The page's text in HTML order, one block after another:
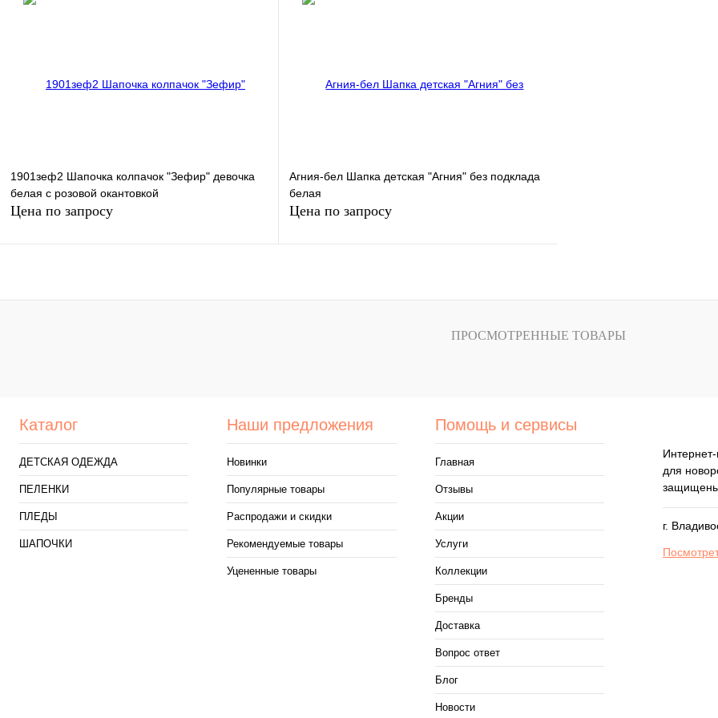
1901зеф2 Шапочка колпачок "Зефир" девочка
белая с розовой окантовкой
Цена по запросу
Запросить цену
Агния-бел Шапка детская "Агния" без подклада
белая
Цена по запросу
Запросить цену
Сравнение
ПРОСМОТРЕННЫЕ ТОВАРЫ
Каталог
ДЕТСКАЯ ОДЕЖДА
ПЕЛЕНКИ
ПЛЕДЫ
ШАПОЧКИ
Наши предложения
Новинки
Популярные товары
Распродажи и скидки
Рекомендуемые товары
Уцененные товары
Помощь и сервисы
Главная
Отзывы
Акции
Услуги
Коллекции
Бренды
Доставка
Вопрос ответ
Блог
Новости
для
г.